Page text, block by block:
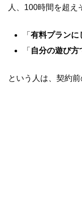
人、100時間を超え
「有料プランに
「 自分の遊び方
という人は、契約